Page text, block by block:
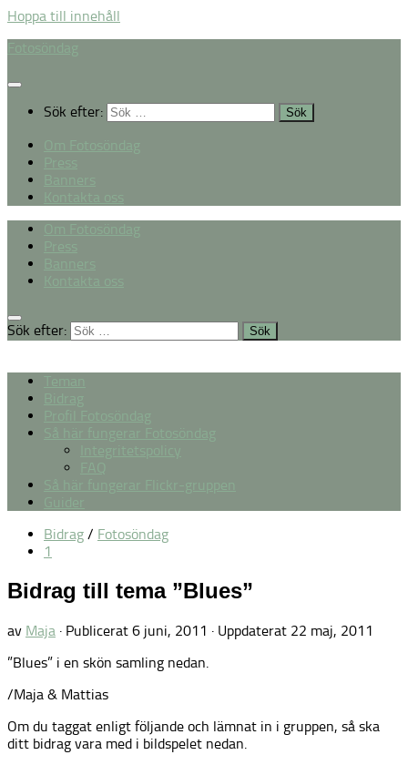
Hoppa till innehåll
Fotosöndag
Sök efter:
Om Fotosöndag
Press
Banners
Kontakta oss
Om Fotosöndag
Press
Banners
Kontakta oss
Sök efter:
Teman
Bidrag
Profil Fotosöndag
Så här fungerar Fotosöndag
Integritetspolicy
FAQ
Så här fungerar Flickr-gruppen
Guider
Bidrag / Fotosöndag
1
Bidrag till tema ”Blues”
av Maja · Publicerat 6 juni, 2011 · Uppdaterat 22 maj, 2011
”Blues” i en skön samling nedan.
/Maja & Mattias
Om du taggat enligt följande och lämnat in i gruppen, så ska
ditt bidrag vara med i bildspelet nedan.